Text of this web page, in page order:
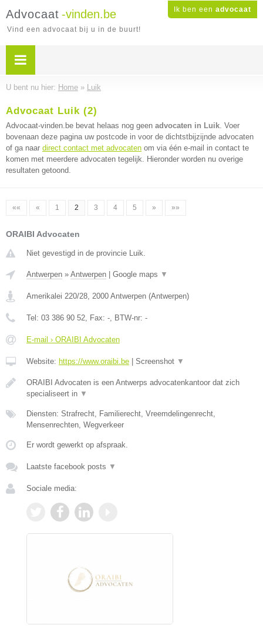
Ik ben een advocaat
Advocaat -vinden.be
Vind een advocaat bij u in de buurt!
U bent nu hier: Home » Luik
Advocaat Luik (2)
Advocaat-vinden.be bevat helaas nog geen advocaten in Luik. Voer
bovenaan deze pagina uw postcode in voor de dichtstbijzijnde advocaten
of ga naar direct contact met advocaten om via één e-mail in contact te
komen met meerdere advocaten tegelijk. Hieronder worden nu overige
resultaten getoond.
«« « 1 2 3 4 5 » »»
ORAIBI Advocaten
Niet gevestigd in de provincie Luik.
Antwerpen » Antwerpen Google maps ▼
Amerikalei 220/28, 2000 Antwerpen (Antwerpen)
Tel: 03 386 90 52, Fax: -, BTW-nr: -
E-mail › ORAIBI Advocaten
Website: https://www.oraibi.be Screenshot ▼
ORAIBI Advocaten is een Antwerps advocatenkantoor dat zich
specialiseert in ▼
Diensten: Strafrecht, Familierecht, Vreemdelingenrecht,
Mensenrechten, Wegverkeer
Er wordt gewerkt op afspraak.
Laatste facebook posts ▼
Sociale media: